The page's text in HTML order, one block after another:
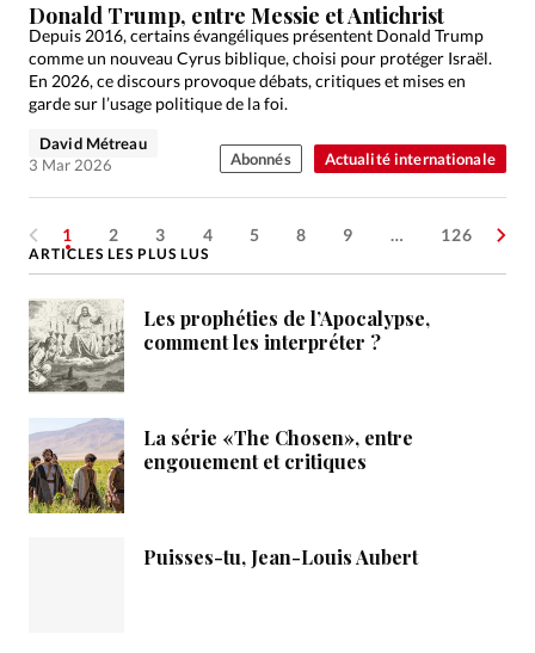
Actualité internationale
Donald Trump, entre Messie et Antichrist
Depuis 2016, certains évangéliques présentent Donald Trump
comme un nouveau Cyrus biblique, choisi pour protéger Israël.
En 2026, ce discours provoque débats, critiques et mises en
garde sur l’usage politique de la foi.
David Métreau
3 Mar 2026
Abonnés
1 2 3 4 5 8 9 … 126
ARTICLES LES PLUS LUS
Les prophéties de l’Apocalypse,
comment les interpréter ?
La série «The Chosen», entre
engouement et critiques
Puisses-tu, Jean-Louis Aubert